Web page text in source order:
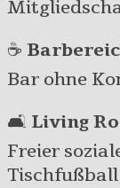
☕
Bar ohne
🛋️ Living
Freier
Tischfußball